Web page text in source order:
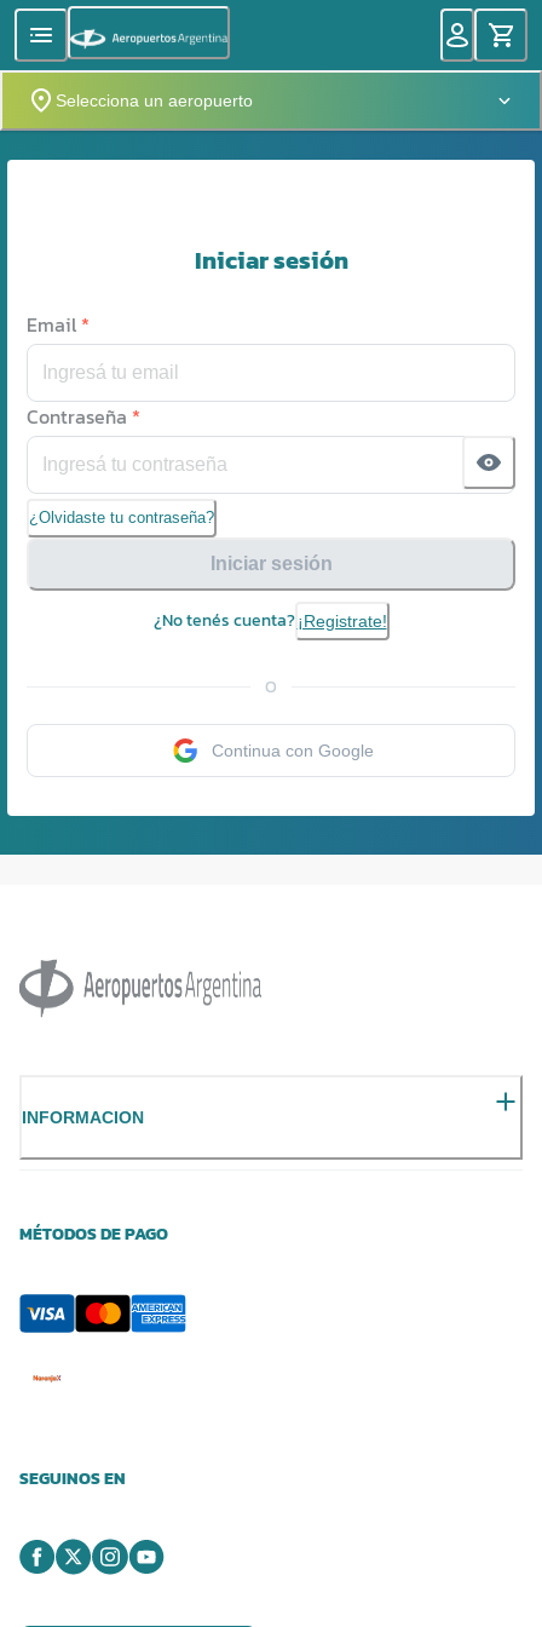
Selecciona un aeropuerto
Iniciar sesión
Email *
Contraseña *
¿Olvidaste tu contraseña?
Iniciar sesión
¿No tenés cuenta? ¡Registrate!
O
Continua con Google
INFORMACION
MÉTODOS DE PAGO
SEGUINOS EN